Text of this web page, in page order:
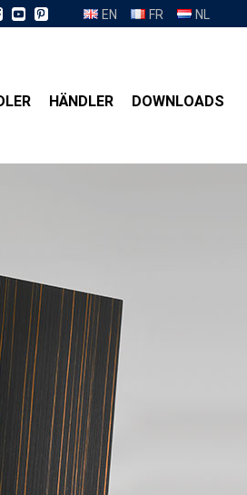
EN FR NL
HÄNDLER DOWNLOADS